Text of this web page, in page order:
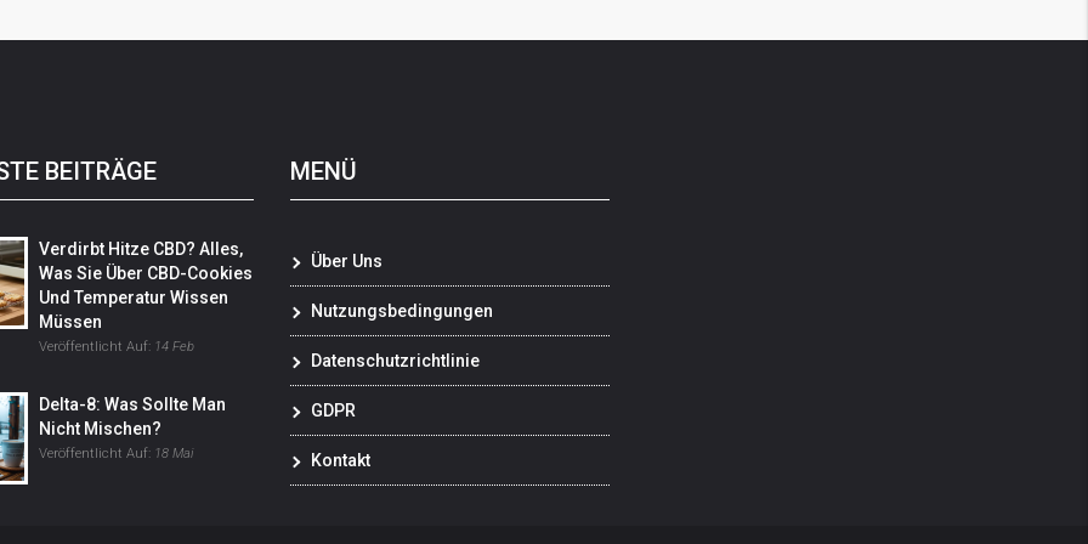
BEITRÄGE
Verdirbt Hitze CBD? Alles,
Was Sie Über CBD-Cookies
Und Temperatur Wissen
Müssen
Veröffentlicht Auf: 14 Feb
Delta-8: Was Sollte Man
Nicht Mischen?
Veröffentlicht Auf: 18 Mai
MENÜ
Über Uns
Nutzungsbedingungen
Datenschutzrichtlinie
GDPR
Kontakt